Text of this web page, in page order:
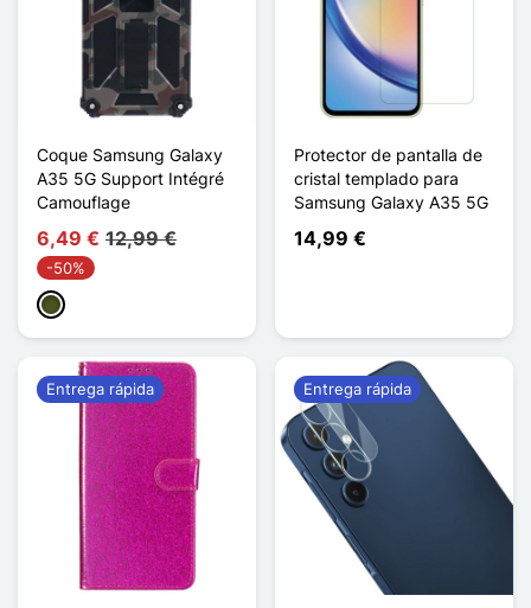
Coque Samsung Galaxy
A35 5G Support Intégré
Camouflage
6,49 € 12,99 €
-50%
Vert Armée
Protector de pantalla de
cristal templado para
Samsung Galaxy A35 5G
14,99 €
Entrega rápida Entrega rápida